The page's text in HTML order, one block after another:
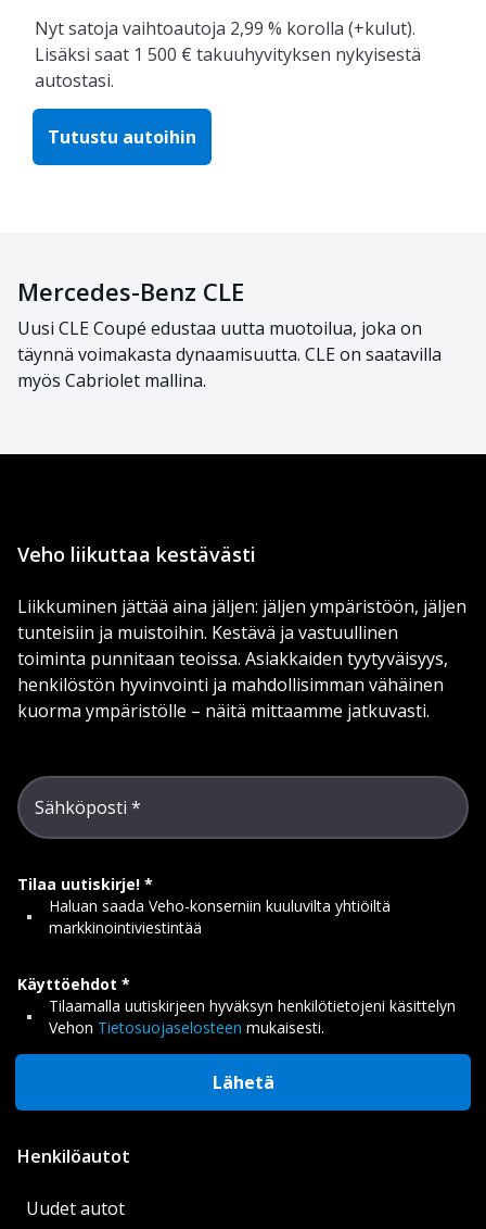
Nyt satoja vaihtoautoja 2,99 % korolla (+kulut).
Lisäksi saat 1 500 € takuuhyvityksen nykyisestä
autostasi.
Tutustu autoihin
Mercedes-Benz CLE
Uusi CLE Coupé edustaa uutta muotoilua, joka on
täynnä voimakasta dynaamisuutta. CLE on saatavilla
myös Cabriolet mallina.
Veho liikuttaa kestävästi
Liikkuminen jättää aina jäljen: jäljen ympäristöön, jäljen
tunteisiin ja muistoihin. Kestävä ja vastuullinen
toiminta punnitaan teoissa. Asiakkaiden tyytyväisyys,
henkilöstön hyvinvointi ja mahdollisimman vähäinen
kuorma ympäristölle – näitä mittaamme jatkuvasti.
Sähköposti
Tilaa uutiskirje!
Haluan saada Veho-konserniin kuuluvilta yhtiöiltä
markkinointiviestintää
Käyttöehdot
Tilaamalla uutiskirjeen hyväksyn henkilötietojeni käsittelyn
Vehon Tietosuojaselosteen mukaisesti.
Lähetä
Henkilöautot
Uudet autot